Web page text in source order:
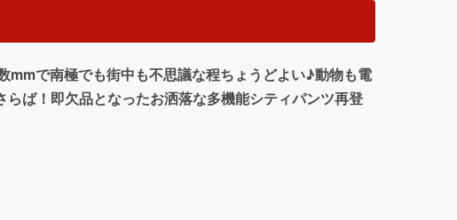
mmで南極でも街中も不思議な程ちょうどよい♪動物も電
ば！即欠品となったお洒落な多機能シティパンツ再登